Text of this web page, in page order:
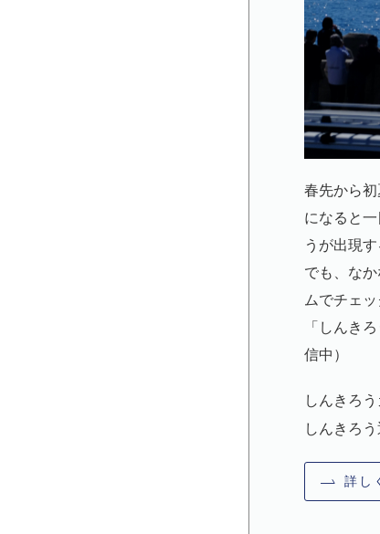
春先から
になると
うが出現
でも、な
ムでチェ
「しんき
信中）
しんきろ
しんきろ
詳し